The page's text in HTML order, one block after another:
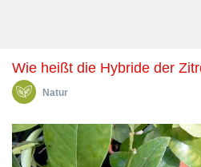
Wie heißt die Hybride der
Natur